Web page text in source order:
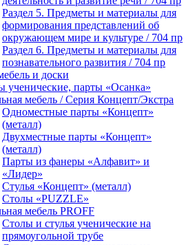
Раздел 5. Предметы и материалы для
формирования представлений об
окружающем мире и культуре / 704 пр
Раздел 6. Предметы и материалы для
познавательного развития / 704 пр
и доски
ученические, парты «Осанка»
мебель / Серия Концепт/Экстра
Одноместные парты «Концепт»
(металл)
Двухместные парты «Концепт»
(металл)
Парты из фанеры «Алфавит» и
«Лидер»
Стулья «Концепт» (металл)
Столы «PUZZLE»
мебель PROFF
Столы и стулья ученические на
прямоугольной трубе